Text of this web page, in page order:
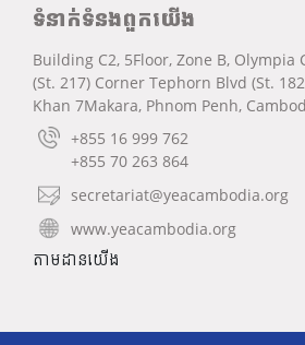
ទំនាក់ទំនងពួកយើង
Building C2, 5Floor, Zone B, Olympia
(St. 217) Corner Tephorn Blvd (St.
Khan 7Makara, Phnom Penh,
+855 16 999 762
+855 70 263 864
secretariat@yeacambodia.org
www.yeacambodia.org
តាមដានយើង